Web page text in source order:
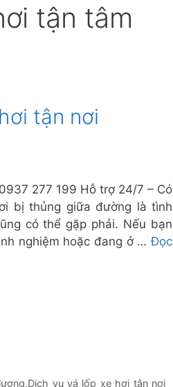
tận tâm
tận nơi
277 199 Hỗ trợ 24/7 – Có
bị thủng giữa đường là tình
có thể gặp phải. Nếu bạn
nghiệm hoặc đang ở …Đọc
,Dịch vụ vá lốp xe hơi tận nơi